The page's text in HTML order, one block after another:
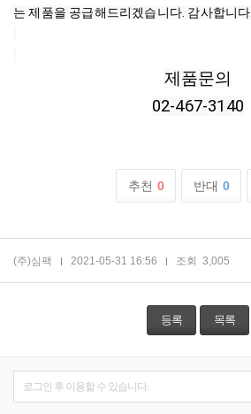
는 제품을 공급해드리겠습니다. 감사합니다.
제품문의
02-467-3140
추천 0 반대 0
(주)심팩 2021-05-31 16:56 조회 3,005
등록 목록
로그인 후 이용할 수 있습니다.